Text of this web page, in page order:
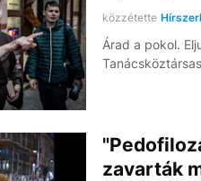
közzétette
Árad a pokol.
zavarták